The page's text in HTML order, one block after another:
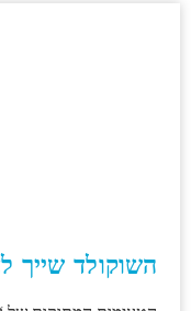
השוקולד שייך